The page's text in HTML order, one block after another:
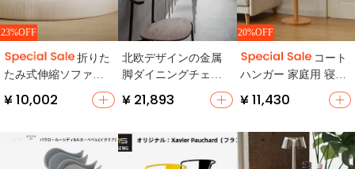
23%OFF
折りた
たみ式伸縮ソファベ
ンチ【省スペース・
収納家具・現代的デ
¥ 10,002
北欧デザインの金属
脚ダイニングチェア
応・シンプルなライ
¥ 21,893
20%OFF
コート
ハンガー 家庭用 寝室
木製 シングルポール
自立 簡易
¥ 11,430